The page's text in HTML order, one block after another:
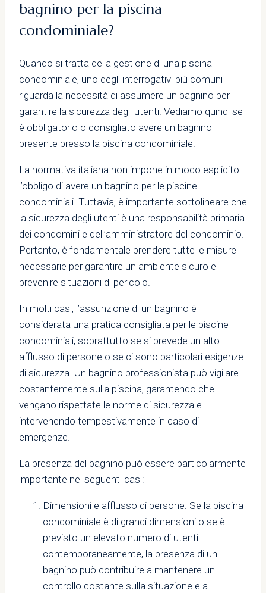
bagnino per la piscina
condominiale?
Quando si tratta della gestione di una piscina
condominiale, uno degli interrogativi più comuni
riguarda la necessità di assumere un bagnino per
garantire la sicurezza degli utenti. Vediamo quindi se
è obbligatorio o consigliato avere un bagnino
presente presso la piscina condominiale.
La normativa italiana non impone in modo esplicito
l’obbligo di avere un bagnino per le piscine
condominiali. Tuttavia, è importante sottolineare che
la sicurezza degli utenti è una responsabilità primaria
dei condomini e dell’amministratore del condominio.
Pertanto, è fondamentale prendere tutte le misure
necessarie per garantire un ambiente sicuro e
prevenire situazioni di pericolo.
In molti casi, l’assunzione di un bagnino è
considerata una pratica consigliata per le piscine
condominiali, soprattutto se si prevede un alto
afflusso di persone o se ci sono particolari esigenze
di sicurezza. Un bagnino professionista può vigilare
costantemente sulla piscina, garantendo che
vengano rispettate le norme di sicurezza e
intervenendo tempestivamente in caso di
emergenze.
La presenza del bagnino può essere particolarmente
importante nei seguenti casi:
Dimensioni e afflusso di persone: Se la piscina
condominiale è di grandi dimensioni o se è
previsto un elevato numero di utenti
contemporaneamente, la presenza di un
bagnino può contribuire a mantenere un
controllo costante sulla situazione e a